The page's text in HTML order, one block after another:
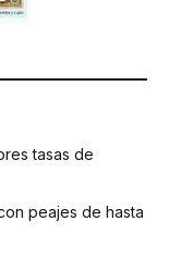
tasas de
peajes de hasta